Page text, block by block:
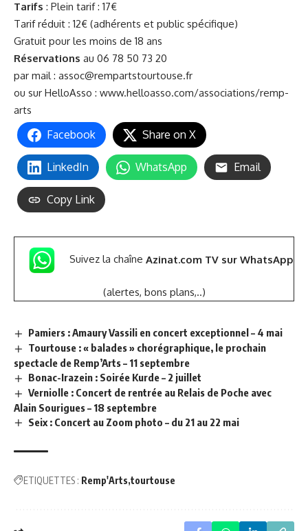
Tarifs : Plein tarif : 17€
Tarif réduit : 12€ (adhérents et public spécifique)
Gratuit pour les moins de 18 ans
Réservations au 06 78 50 73 20
par mail : assoc@rempartstourtouse.fr
ou sur HelloAsso : www.helloasso.com/associations/remp-
arts
Facebook Share on X
LinkedIn WhatsApp Email
Copy Link
Suivez la chaîne Azinat.com TV sur WhatsApp
(alertes, bons plans,..)
Pamiers : Amaury Vassili en concert exceptionnel – 4 mai
Tourtouse : « balades » chorégraphique, le prochain
spectacle de Remp’Arts – 11 septembre
Bonac-Irazein : Soirée Kurde – 2 juillet
Verniolle : Concert de rentrée au Relais de Poche avec
Alain Sourigues – 18 septembre
Seix : Concert au Zoom photo – du 21 au 22 mai
ETIQUETTES : Remp'Arts tourtouse